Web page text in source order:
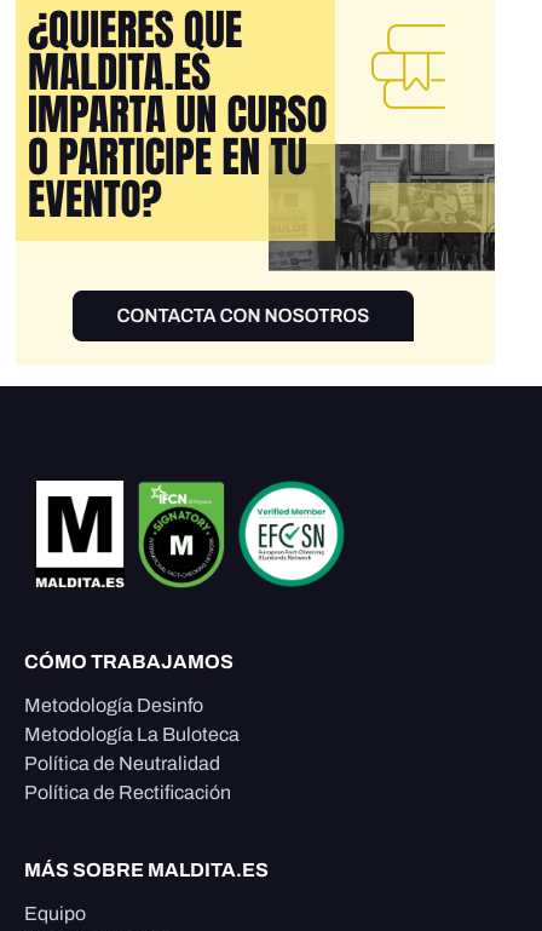
CÓMO TRABAJAMOS
Metodología Desinfo
Metodología La Buloteca
Política de Neutralidad
Política de Rectificación
MÁS SOBRE MALDITA.ES
Equipo